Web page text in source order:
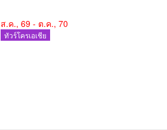
ส.ค., 69 - ต.ค., 70
ทัวร์โครเอเชีย